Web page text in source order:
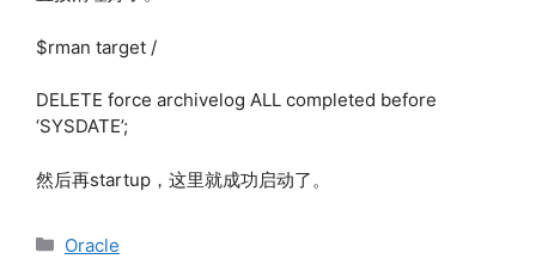
$rman target /
DELETE force archivelog ALL completed before
‘SYSDATE’;
然后再startup，这里就成功启动了。
分
Oracle